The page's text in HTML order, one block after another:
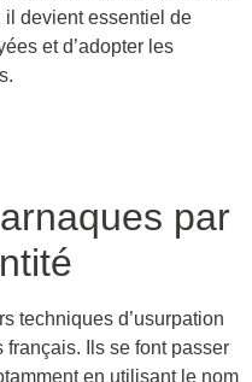
il devient essentiel de
et d’adopter les
par
techniques d’usurpation
français. Ils se font passer
en utilisant le nom